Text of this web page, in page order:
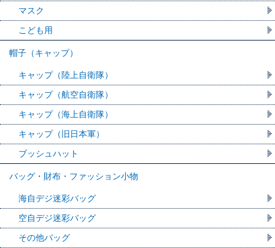
マスク
こども用
帽子（キャップ）
キャップ（陸上自衛隊）
キャップ（航空自衛隊）
キャップ（海上自衛隊）
キャップ（旧日本軍）
ブッシュハット
バッグ・財布・ファッション小物
海自デジ迷彩バッグ
空自デジ迷彩バッグ
その他バッグ